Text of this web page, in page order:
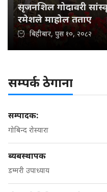
सृजनशिल गोदावरी
रमेशले माहोल तताए
बिहीबार, पुस १०, २०८२
सम्पर्क ठेगाना
सम्पादक:
गोबिन्द रोस्यारा
ब्यबस्थापक
डम्मरी उपाध्याय